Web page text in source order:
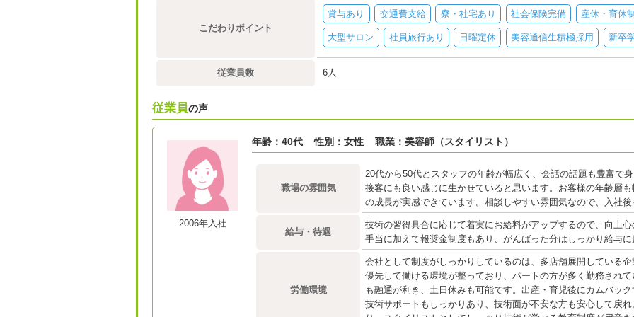
こだわりポイント
賞与あり 交通費支給 寮・社宅あり 社会保険完備 産休・育休
大型サロン 社員旅行あり 日曜定休 美容通信生積極採用 新卒
従業員数 6人
従業員の声
2006年入社
年齢：40代 性別：女性 職業：美容師（スタイリスト）
職場の雰囲気
20代から50代とスタッフの年齢が幅広く、会話の話題も豊富で
接客にも良い感じに生かせていると思います。お客様の年齢層
の成長が実感できています。相談しやすい雰囲気なので、入社
給与・待遇
技術の習得具合に応じて着実にお給料がアップするので、向上
手当に加えて報奨金制度もあり、がんばった分はしっかり給与
労働環境
会社として制度がしっかりしているのは、多店舗展開している
優先して働ける環境が整っており、パートの方が多く勤務され
も融通が利き、土日休みも可能です。出産・育児後にカムバッ
技術サポートもしっかりあり、技術面が不安な方も安心して戻